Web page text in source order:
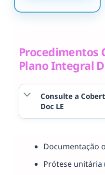
Procedimentos
Plano Integral
Consulte a
Doc LE
Documentação
Prótese unitária